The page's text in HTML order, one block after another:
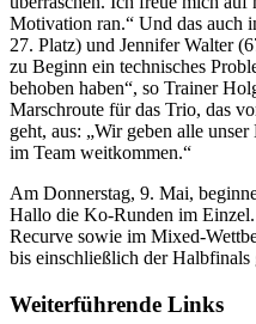
Motivation ran.“ Und das auch
27. Platz) und Jennifer Walter
zu Beginn ein technisches
behoben haben“, so Trainer
Marschroute für das Trio, das
geht, aus: „Wir geben alle
im Team weitkommen.“
Am Donnerstag, 9. Mai,
Hallo die Ko-Runden im
Recurve sowie im Mixed-
bis einschließlich der Halbfinals
Weiterführende Links